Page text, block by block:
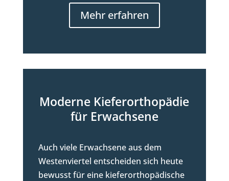
Mehr erfahren
Moderne Kieferorthopädie
für Erwachsene
Auch viele Erwachsene aus dem
Westenviertel entscheiden sich heute
bewusst für eine kieferorthopädische